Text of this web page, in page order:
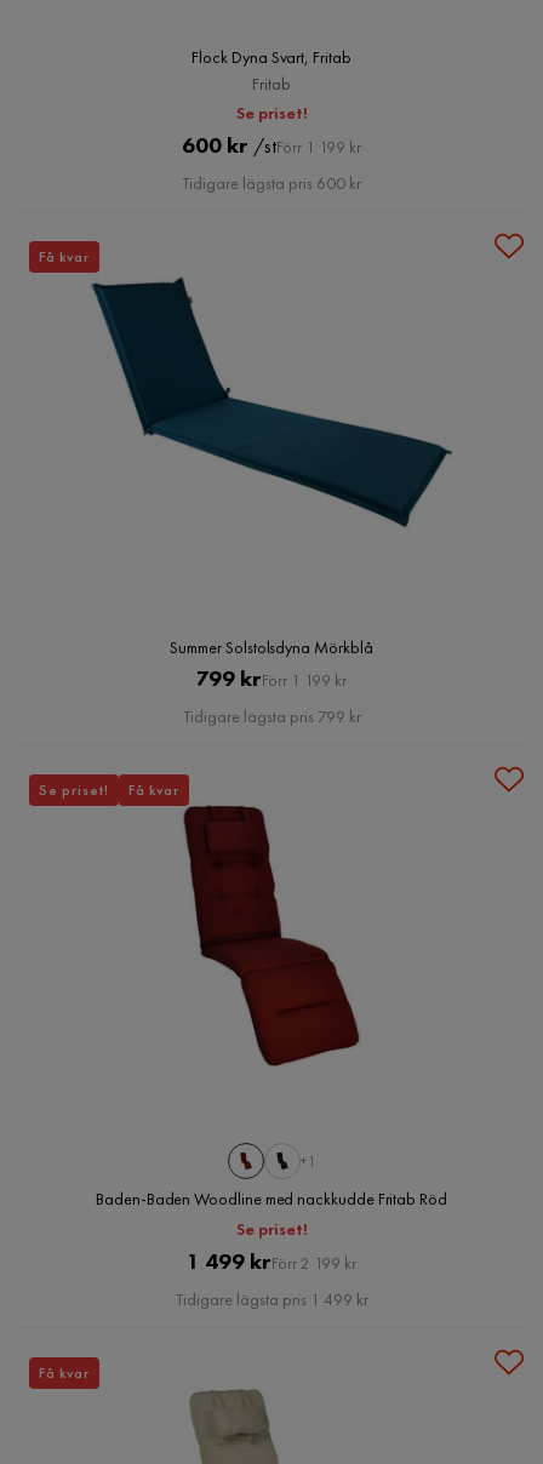
Flock Dyna Svart, Fritab
Fritab
Se priset!
Pris
600 kr /stOriginal
Pris
Förr 1 199 kr
Tidigare lägsta pris 600 kr
Summer Solstolsdyna Mörkblå
Pris
799 kr Original
Pris
Förr 1 199 kr
Tidigare lägsta pris 799 kr
Få kvar
+1
Baden-Baden Woodline med nackkudde Fritab Röd
Se priset!
Pris
1 499 krOriginal
Pris
Förr 2 199 kr
Tidigare lägsta pris 1 499 kr
Se priset! Få kvar
Få kvar